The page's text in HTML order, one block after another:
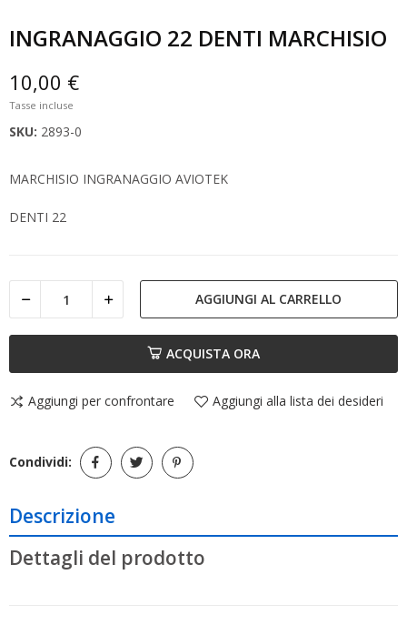
INGRANAGGIO 22 DENTI MARCHISIO
10,00 €
Tasse incluse
SKU: 2893-0
MARCHISIO INGRANAGGIO AVIOTEK
DENTI 22
AGGIUNGI AL CARRELLO
ACQUISTA ORA
Aggiungi per confrontare Aggiungi alla lista dei desideri
Condividi:
Descrizione
Dettagli del prodotto